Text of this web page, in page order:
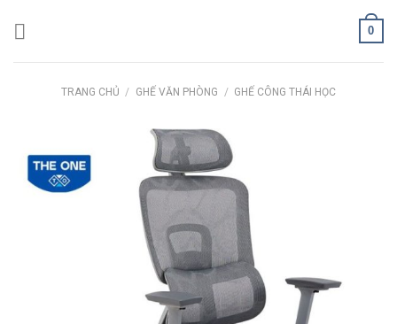
0
TRANG CHỦ / GHẾ VĂN PHÒNG / GHẾ CÔNG THÁI HỌC